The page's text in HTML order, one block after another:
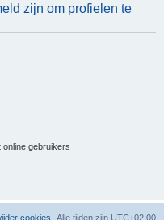
zijn om profielen te
online gebruikers
Alle tijden zijn UTC+02:00
cookies